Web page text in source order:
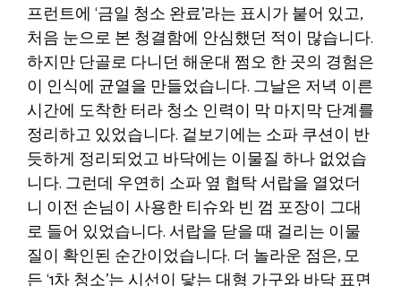
프런트에 ‘금일 청소 완료’라는 표시가 붙어 있고,
처음 눈으로 본 청결함에 안심했던 적이 많습니다.
하지만 단골로 다니던 해운대 쩜오 한 곳의 경험은
이 인식에 균열을 만들었습니다. 그날은 저녁 이른
시간에 도착한 터라 청소 인력이 막 마지막 단계를
정리하고 있었습니다. 겉보기에는 소파 쿠션이 반
듯하게 정리되었고 바닥에는 이물질 하나 없었습
니다. 그런데 우연히 소파 옆 협탁 서랍을 열었더
니 이전 손님이 사용한 티슈와 빈 껌 포장이 그대
로 들어 있었습니다. 서랍을 닫을 때 걸리는 이물
질이 확인된 순간이었습니다. 더 놀라운 점은, 모
든 ‘1차 청소’는 시선이 닿는 대형 가구와 바닥 표면